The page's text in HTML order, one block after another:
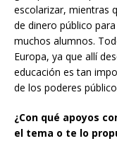
escolarizar, mientras
de dinero público
muchos alumnos.
Europa, ya que allí
educación es tan
de los poderes
¿Con qué apoyos
el tema o te lo